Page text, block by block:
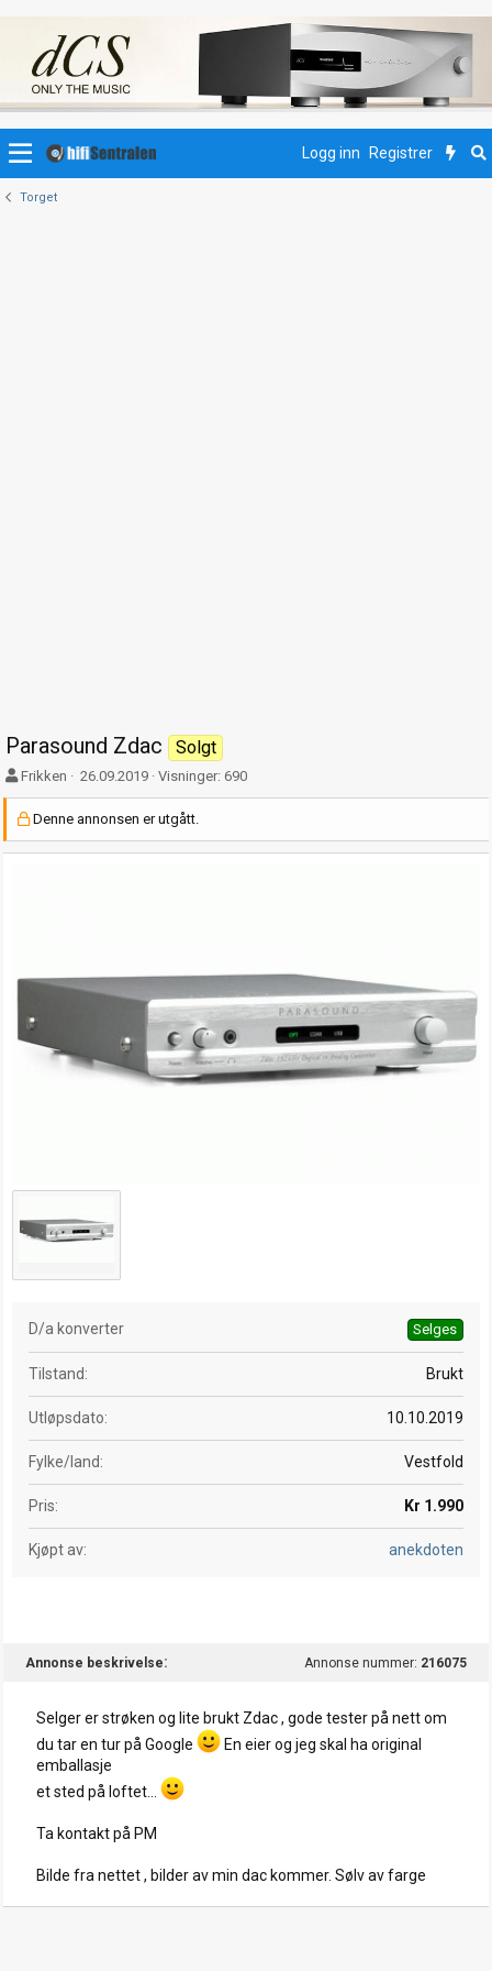
Logg inn Registrer
Torget
Parasound Zdac Solgt
F
o
r
a
Frikken
O
p
p
r
a
26.09.2019 Visninger: 690
Denne annonsen er utgått.
D/a konverter Selges
Tilstand Brukt
Utløpsdato 10.10.2019
Fylke/land Vestfold
Pris Kr 1.990
Kjøpt av anekdoten
Annonse beskrivelse Annonse nummer: 216075
Selger er strøken og lite brukt Zdac , gode tester på nett om
du tar en tur på Google
En eier og jeg skal ha original
emballasje
et sted på loftet...
Ta kontakt på PM
Bilde fra nettet , bilder av min dac kommer. Sølv av farge